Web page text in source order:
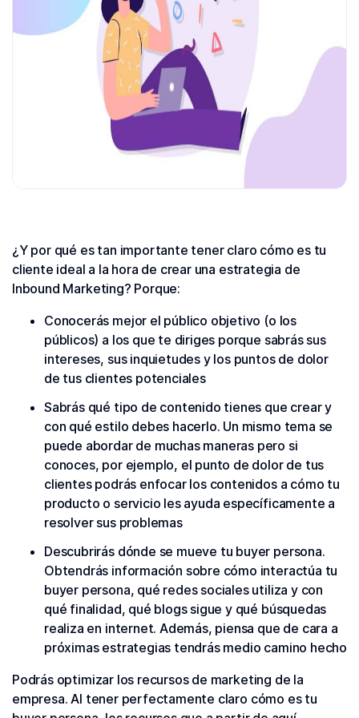
¿Y por qué es tan importante tener claro cómo es tu
cliente ideal a la hora de crear una estrategia de
Inbound Marketing? Porque:
Conocerás mejor el público objetivo (o los
públicos) a los que te diriges porque sabrás sus
intereses, sus inquietudes y los puntos de dolor
de tus clientes potenciales
Sabrás qué tipo de contenido tienes que crear y
con qué estilo debes hacerlo. Un mismo tema se
puede abordar de muchas maneras pero si
conoces, por ejemplo, el punto de dolor de tus
clientes podrás enfocar los contenidos a cómo tu
producto o servicio les ayuda específicamente a
resolver sus problemas
Descubrirás dónde se mueve tu buyer persona.
Obtendrás información sobre cómo interactúa tu
buyer persona, qué redes sociales utiliza y con
qué finalidad, qué blogs sigue y qué búsquedas
realiza en internet. Además, piensa que de cara a
próximas estrategias tendrás medio camino hecho
Podrás optimizar los recursos de marketing de la
empresa. Al tener perfectamente claro cómo es tu